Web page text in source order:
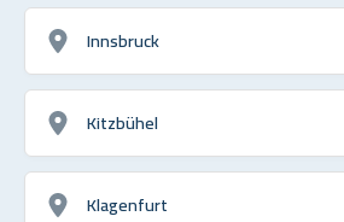
Innsbruck
Kitzbühel
Klagenfurt